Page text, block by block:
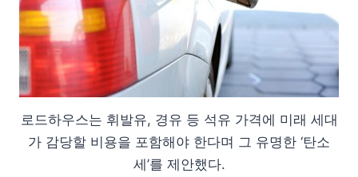
로드하우스는 휘발유, 경유 등 석유 가격에 미래 세대
가 감당할 비용을 포함해야 한다며 그 유명한 ‘탄소
세’를 제안했다.